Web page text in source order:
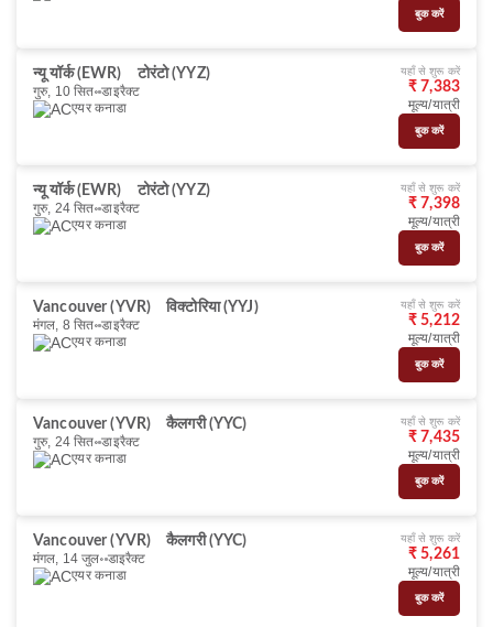
बुक करें
न्यू यॉर्क (EWR)
टोरंटो (YYZ)
गुरु, 10 सित॰ डाइरैक्ट
एयर कनाडा
यहाँ से शुरू करें
₹ 7,383
मूल्य/यात्री
बुक करें
न्यू यॉर्क (EWR)
टोरंटो (YYZ)
गुरु, 24 सित॰ डाइरैक्ट
एयर कनाडा
यहाँ से शुरू करें
₹ 7,398
मूल्य/यात्री
बुक करें
Vancouver (YVR)
विक्टोरिया (YYJ)
मंगल, 8 सित॰ डाइरैक्ट
एयर कनाडा
यहाँ से शुरू करें
₹ 5,212
मूल्य/यात्री
बुक करें
Vancouver (YVR)
कैलगरी (YYC)
गुरु, 24 सित॰ डाइरैक्ट
एयर कनाडा
यहाँ से शुरू करें
₹ 7,435
मूल्य/यात्री
बुक करें
Vancouver (YVR)
कैलगरी (YYC)
मंगल, 14 जुल॰ डाइरैक्ट
एयर कनाडा
यहाँ से शुरू करें
₹ 5,261
मूल्य/यात्री
बुक करें